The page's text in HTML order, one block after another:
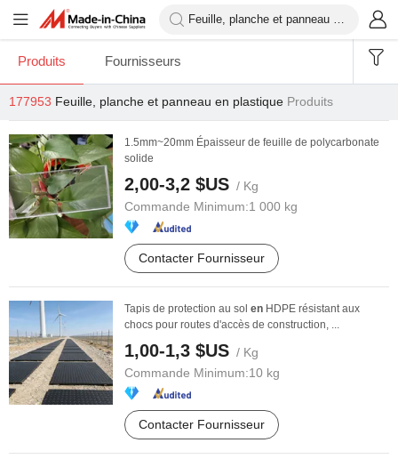
Produits Fournisseurs
177953 Feuille, planche et panneau en plastique Produits
1.5mm~20mm Épaisseur de feuille de polycarbonate
solide
2,00-3,2 $US / Kg
Commande Minimum:1 000 kg
Contacter Fournisseur
Tapis de protection au sol en HDPE résistant aux
chocs pour routes d'accès de construction, ...
1,00-1,3 $US / Kg
Commande Minimum:10 kg
Contacter Fournisseur